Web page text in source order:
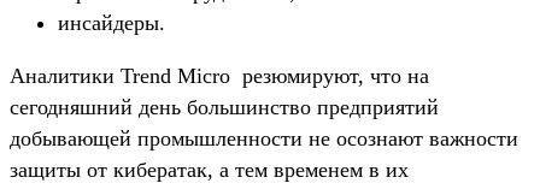
инсайдеры.
Аналитики Trend Micro резюмируют, что на
сегодняшний день большинство предприятий
добывающей промышленности не осознают важности
защиты от кибератак, а тем временем в их